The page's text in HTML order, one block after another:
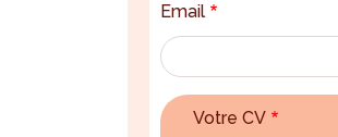
Email
Votre CV